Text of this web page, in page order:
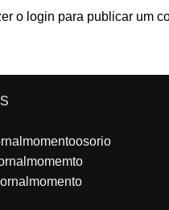
o login para publicar um